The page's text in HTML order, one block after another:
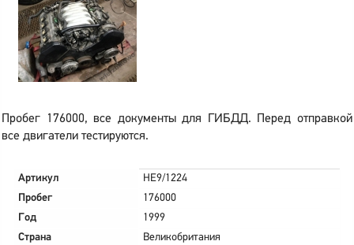
Пробег 176000, все документы для ГИБДД. Перед отправкой
все двигатели тестируются.
Артикул
HE9/1224
Пробег
176000
Год
1999
Страна
Великобритания